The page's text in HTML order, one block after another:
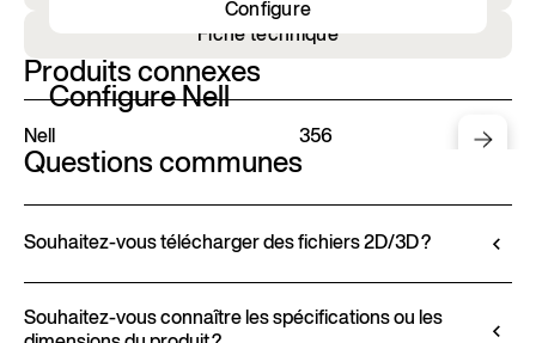
Fiche technique
Configure Nell
Configure
Produits connexes
Nell 356
Questions communes
Souhaitez-vous télécharger des fichiers 2D/3D ?
personnaliser ses produits via le Configurateur 3D.
Souhaitez-vous connaître les spécifications ou les